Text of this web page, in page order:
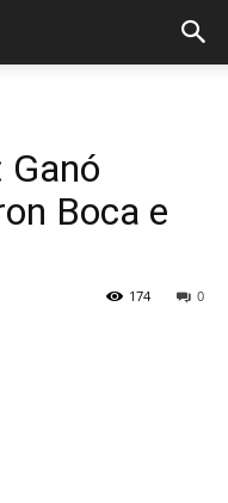
Ganó
Boca e
0
174